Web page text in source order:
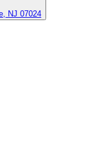
NJ 07024